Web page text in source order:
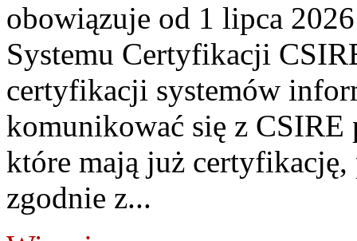
obowiązuje od 1 lipca
Systemu Certyfikacji
certyfikacji systemów
komunikować się z
które mają już
zgodnie z...